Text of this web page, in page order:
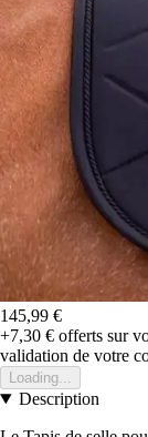
145,99 €
+7,30 € offerts sur
validation de votre
Loading...
Description